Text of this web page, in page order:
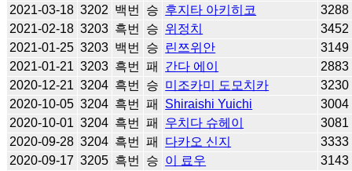
2021-03-18 3202 백번 승 후지타 아키히코
3288
2021-02-18 3203 흑번 승 위정치
3452
2021-01-25 3203 백번 승 린쯔위안
3149
2021-01-21 3203 흑번 패 간다 에이
2883
2020-12-21 3204 흑번 승 미조카미 도모치카
3230
2020-10-05 3204 흑번 패 Shiraishi Yuichi
3004
2020-10-01 3204 흑번 패 우치다 슈헤이
3081
2020-09-28 3204 흑번 패 다카오 신지
3333
2020-09-17 3205 흑번 승 이 료우
3143